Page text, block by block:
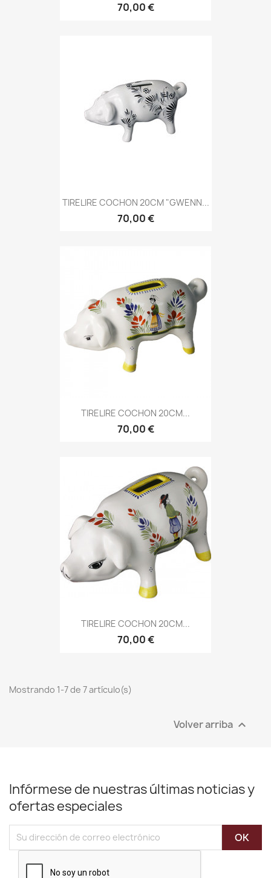
70,00 €
TIRELIRE COCHON 20CM "GWENN...
70,00 €
TIRELIRE COCHON 20CM...
70,00 €
TIRELIRE COCHON 20CM...
70,00 €
Mostrando 1-7 de 7 artículo(s)
Volver arriba 
Infórmese de nuestras últimas noticias y
ofertas especiales